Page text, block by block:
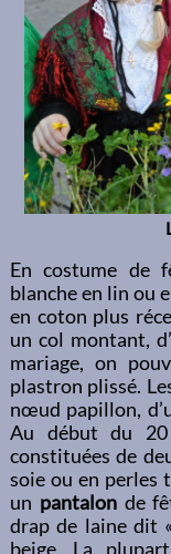
En costume de
blanche en lin ou
en coton plus
un col montant,
mariage, on
plastron plissé.
nœud papillon,
Au début du 20
constituées de
soie ou en perles
un pantalonde
drap de laine dit
beige. La